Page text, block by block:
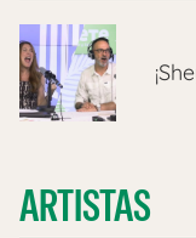
ARTISTAS